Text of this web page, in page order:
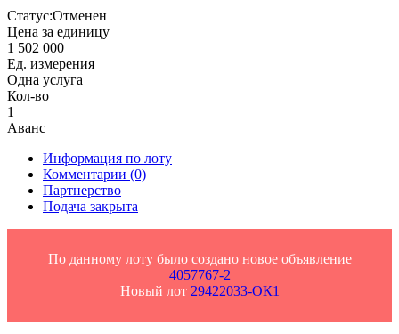
Статус:Отменен
Цена за единицу
1 502 000
Ед. измерения
Одна услуга
Кол-во
1
Аванс
Информация по лоту
Комментарии (0)
Партнерство
Подача закрыта
По данному лоту было создано новое объявление
4057767-2
Новый лот 29422033-ОК1